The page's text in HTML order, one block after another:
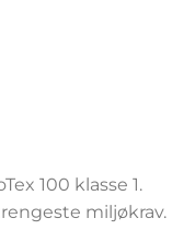
100 klasse 1.
miljøkrav.